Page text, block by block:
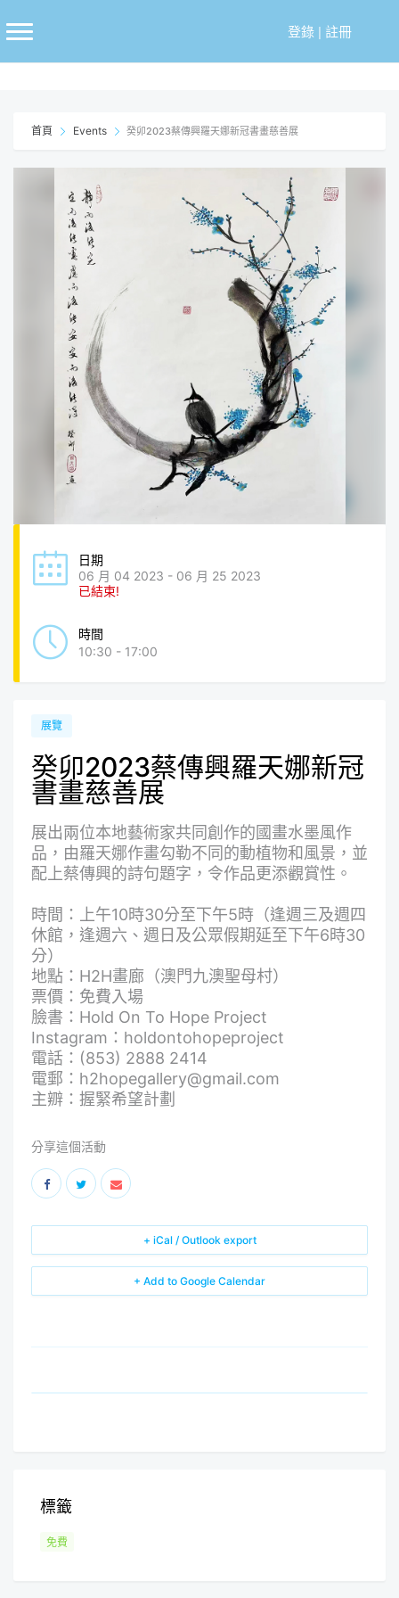
至
登錄| 註冊
首頁 Events 癸卯2023蔡傳興羅天娜新冠書畫慈善展
日期
06 月 04 2023 - 06 月 25 2023
已結束!
時間
10:30 - 17:00
展覽
癸卯2023蔡傳興羅天娜新冠
書畫慈善展
展出兩位本地藝術家共同創作的國畫水墨風作
品，由羅天娜作畫勾勒不同的動植物和風景，並
配上蔡傳興的詩句題字，令作品更添觀賞性。
時間：上午10時30分至下午5時（逢週三及週四
休館，逢週六、週日及公眾假期延至下午6時30
分）
地點：H2H畫廊（澳門九澳聖母村）
票價：免費入場
臉書： Hold On To Hope Project
Instagram： holdontohopeproject
電話：(853) 2888 2414
電郵： h2hopegallery@gmail.com
主辧：握緊希望計劃
分享這個活動
+ Add to Google Calendar
+ iCal / Outlook export
標籤
免費